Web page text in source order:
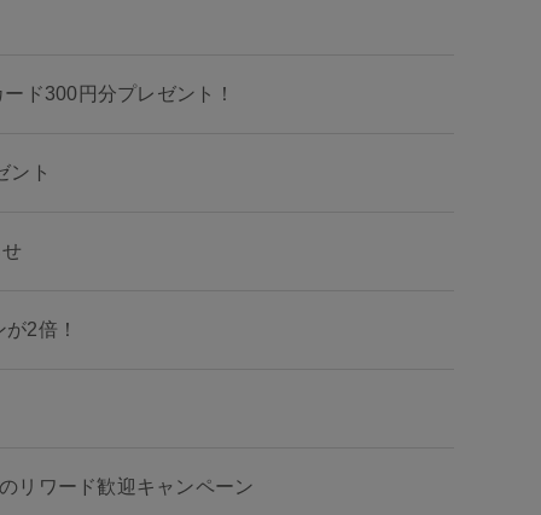
ド300円分プレゼント！
ント
2倍！
リワード歓迎キャンペーン